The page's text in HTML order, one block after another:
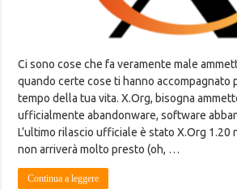
Ci sono cose che fa veramente male
quando certe cose ti hanno accompagnato
tempo della tua vita. X.Org, bisogna
ufficialmente abandonware, software
L’ultimo rilascio ufficiale è stato X.Org 1.20
non arriverà molto presto (oh, …
Continua a leggere